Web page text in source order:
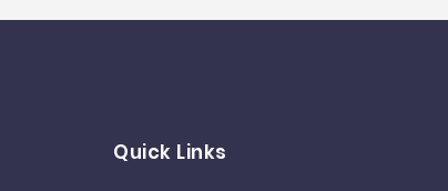
Quick Links